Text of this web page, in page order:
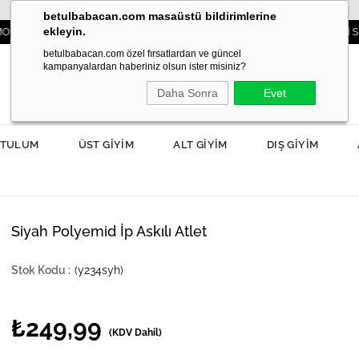
3000TL VE ÜZERİ
betulbabacan.com masaüstü bildirimlerine
ekleyin.
betulbabacan.com özel fırsatlardan ve güncel
kampanyalardan haberiniz olsun ister misiniz?
Daha Sonra Evet
TULUM ÜST GİYİM ALT GİYİM DIŞ GİYİM
Siyah Polyemid İp Askılı Atlet
(y234syh)
₺249,99 (KDV Dahil)